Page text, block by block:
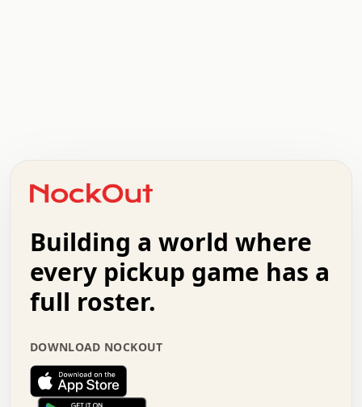
+   .   .   .   .   .   .   .   .   .   +   .   .
.   .   .   .   .   .   .   .   .   .   .   :   .
.   .   .   .   +   .   .   .   .   .   .   .   +
.   :   .   .   .   .   .   .   .   .   o   .   .
.   .   x   .   .   .   .   .   .   :   .   .   o
.   .   .   .   :   .   .   .   .   o   .   .   .
.   .   .   .   .   .   .   :   .   .   .   .   .
.   .   .   .   .   .   .   +   .   .   x   .   .
.   .   .   .   .   :   +   .   .   .   .   .   o
.   .   .   .   .   .   .   .   .   .   .   .   .
Building a world where
every pickup game has a
full roster.
DOWNLOAD NOCKOUT